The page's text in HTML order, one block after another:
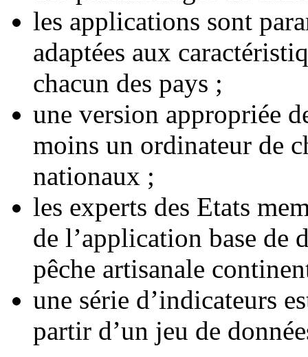
les applications sont
adaptées aux
chacun des pays ;
une version appropriée
moins un ordinateur de
nationaux ;
les experts des Etats
de l’application base de
pêche artisanale
une série d’indicateurs
partir d’un jeu de